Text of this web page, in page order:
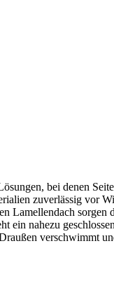
bei denen
zuverlässig vor
Lamellendach sorgen
ein nahezu
verschwimmt